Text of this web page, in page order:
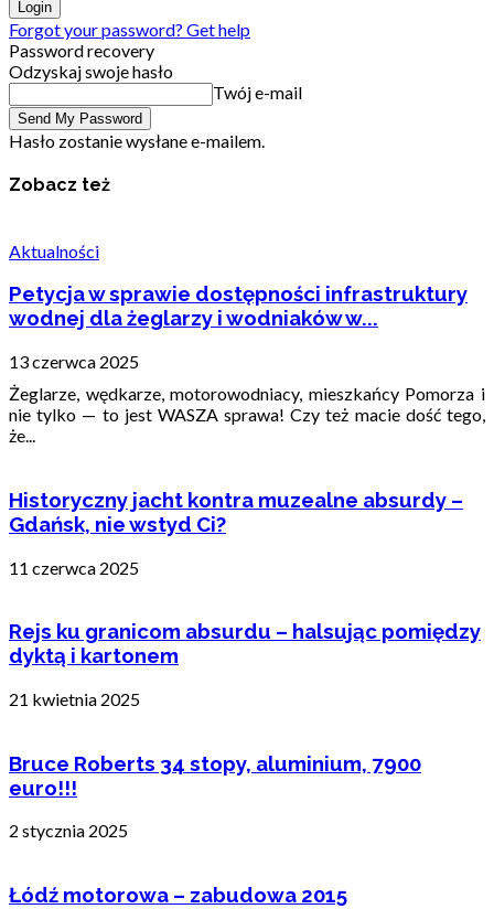
Forgot your password? Get help
Password recovery
Odzyskaj swoje hasło
Twój e-mail
Hasło zostanie wysłane e-mailem.
Zobacz też
Aktualności
Petycja w sprawie dostępności infrastruktury
wodnej dla żeglarzy i wodniaków w...
13 czerwca 2025
Żeglarze, wędkarze, motorowodniacy, mieszkańcy Pomorza i
nie tylko — to jest WASZA sprawa! Czy też macie dość tego,
że...
Historyczny jacht kontra muzealne absurdy –
Gdańsk, nie wstyd Ci?
11 czerwca 2025
Rejs ku granicom absurdu – halsując pomiędzy
dyktą i kartonem
21 kwietnia 2025
Bruce Roberts 34 stopy, aluminium, 7900
euro!!!
2 stycznia 2025
Łódź motorowa – zabudowa 2015